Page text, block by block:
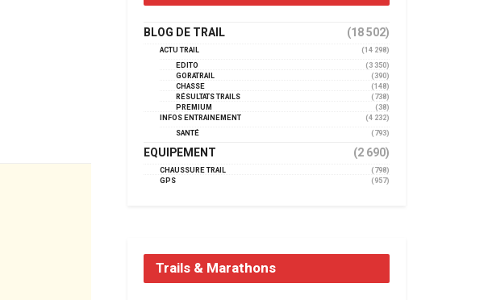
BLOG DE TRAIL (18 502)
ACTU TRAIL
(14 298)
EDITO
(3 350)
GORATRAIL
(390)
CHASSE
(148)
RÉSULTATS TRAILS
(738)
PREMIUM
(38)
INFOS ENTRAINEMENT
(4 232)
SANTÉ
(793)
EQUIPEMENT (2 690)
CHAUSSURE TRAIL
(798)
GPS
(957)
Trails & Marathons